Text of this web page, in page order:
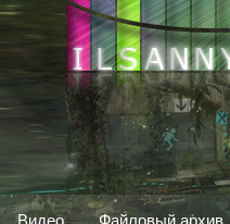
Видео Файловый архив